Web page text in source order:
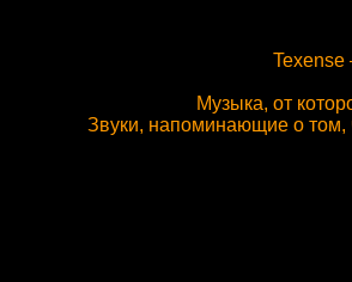
Texense
Музыка, от
Звуки, напоминающие о том,